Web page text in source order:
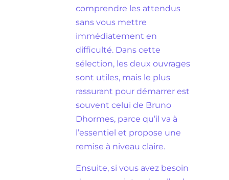
comprendre les attendus
sans vous mettre
immédiatement en
difficulté. Dans cette
sélection, les deux ouvrages
sont utiles, mais le plus
rassurant pour démarrer est
souvent celui de Bruno
Dhormes, parce qu’il va à
l’essentiel et propose une
remise à niveau claire.
Ensuite, si vous avez besoin